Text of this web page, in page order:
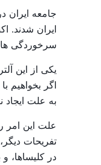
جامعه ایران
ایران شدند.
سرخوردگی
یکی از این
اگر بخواهیم
به علت
علت این امر
تفریحات
در کلیساها،